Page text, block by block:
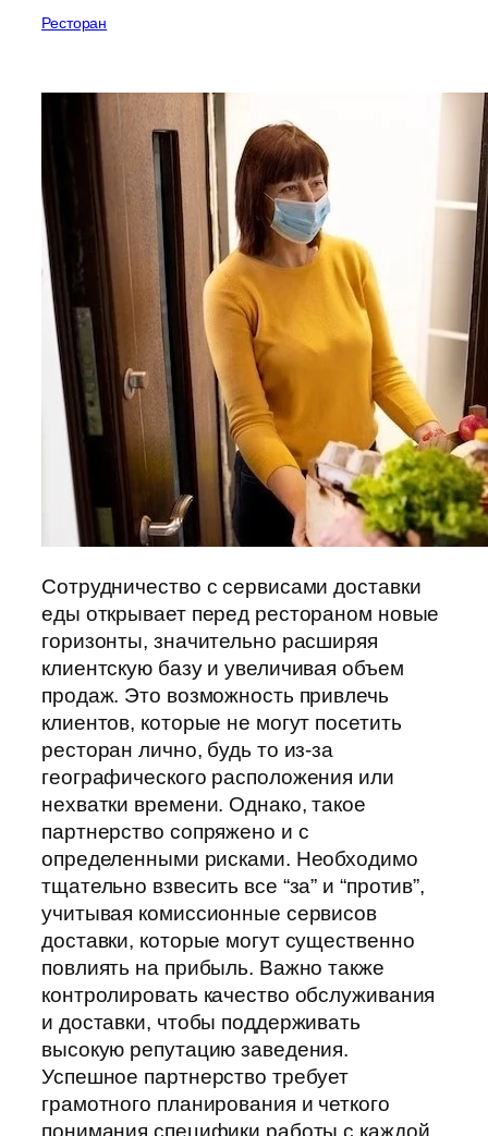
Ресторан
Сотрудничество с сервисами доставки
еды открывает перед рестораном новые
горизонты, значительно расширяя
клиентскую базу и увеличивая объем
продаж. Это возможность привлечь
клиентов, которые не могут посетить
ресторан лично, будь то из-за
географического расположения или
нехватки времени. Однако, такое
партнерство сопряжено и с
определенными рисками. Необходимо
тщательно взвесить все “за” и “против”,
учитывая комиссионные сервисов
доставки, которые могут существенно
повлиять на прибыль. Важно также
контролировать качество обслуживания
и доставки, чтобы поддерживать
высокую репутацию заведения.
Успешное партнерство требует
грамотного планирования и четкого